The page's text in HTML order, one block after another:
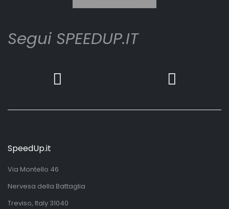
Segui SPEEDUP.IT
SpeedUp.it
Via Montello 46
Nervesa della Battaglia
Treviso, Italy 31040